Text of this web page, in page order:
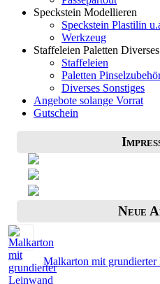
Speckstein Modellieren
Speckstein Plastilin
Werkzeug
Staffeleien Paletten Diverses
Staffeleien
Paletten
Diverses Sonstiges
Angebote solange Vorrat
Gutschein
Neue
Malkarton mit